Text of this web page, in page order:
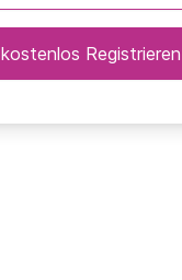
kostenlos Registrieren